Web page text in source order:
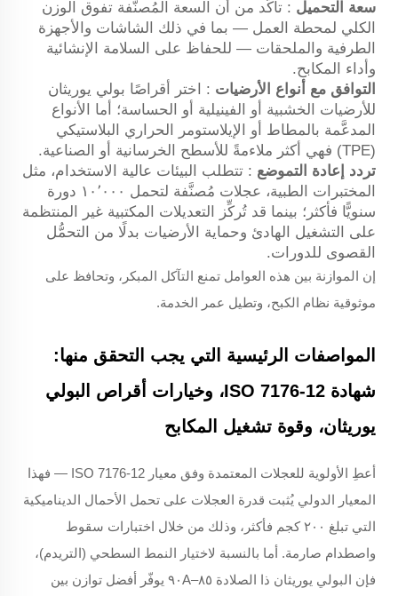
سعة التحميل : تأكَّد من أن السعة المُصنَّفة تفوق الوزن
الكلي لمحطة العمل — بما في ذلك الشاشات والأجهزة
الطرفية والملحقات — للحفاظ على السلامة الإنشائية
وأداء المكابح.
التوافق مع أنواع الأرضيات : اختر أقراصًا بولي يوريثان
للأرضيات الخشبية أو الفينيلية أو الحساسة؛ أما الأنواع
المدعَّمة بالمطاط أو الإيلاستومر الحراري البلاستيكي
(TPE) فهي أكثر ملاءمةً للأسطح الخرسانية أو الصناعية.
تردد إعادة التموضع : تتطلب البيئات عالية الاستخدام، مثل
المختبرات الطبية، عجلات مُصنَّفة لتحمل ١٠٬٠٠٠ دورة
سنويًّا فأكثر؛ بينما قد تُركِّز التعديلات المكتبية غير المنتظمة
على التشغيل الهادئ وحماية الأرضيات بدلًا من التحمُّل
القصوى للدورات.
إن الموازنة بين هذه العوامل تمنع التآكل المبكر، وتحافظ على
موثوقية نظام الكبح، وتطيل عمر الخدمة.
المواصفات الرئيسية التي يجب التحقق منها:
شهادة ISO 7176-12، وخيارات أقراص البولي
يوريثان، وقوة تشغيل المكابح
أعطِ الأولوية للعجلات المعتمدة وفق معيار ISO 7176-12 — فهذا
المعيار الدولي يُثبت قدرة العجلات على تحمل الأحمال الديناميكية
التي تبلغ ٢٠٠ كجم فأكثر، وذلك من خلال اختبارات سقوط
واصطدام صارمة. أما بالنسبة لاختيار النمط السطحي (التريدم)،
فإن البولي يوريثان ذا الصلادة ٨٥–٩٠A يوفّر أفضل توازن بين